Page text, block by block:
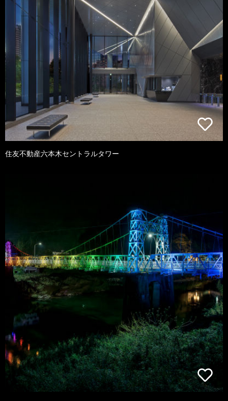
住友不動産六本木セントラルタワー